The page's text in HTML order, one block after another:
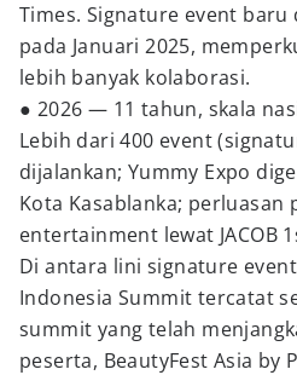
Times. Signature event
pada Januari 2025,
lebih banyak kolaborasi.
● 2026 — 11 tahun, skala
Lebih dari 400 event
dijalankan; Yummy Expo
Kota Kasablanka;
entertainment lewat JACOB
Di antara lini signature
Indonesia Summit tercatat
summit yang telah
peserta, BeautyFest Asia by